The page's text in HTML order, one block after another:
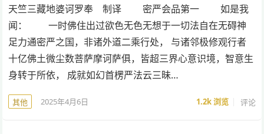
天竺三藏地婆诃罗奉 制译 密严会品第一 如是我
闻： 一时佛住出过欲色无色无想于一切法自在无碍神
足力通密严之国，非诸外道二乘行处， 与诸邻极修观行者
十亿佛土微尘数菩萨摩诃萨俱，皆超三界心意识境，智意生
身转于所依， 成就如幻首楞严法云三昧…
其他 2025年4月6日 1.2k浏览 评论